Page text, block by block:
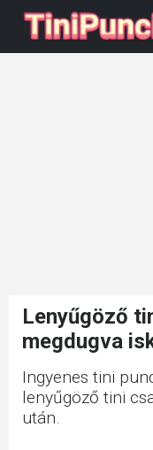
Lenyűgöző
megdugva
Ingyenes tini
lenyűgöző tini
után.